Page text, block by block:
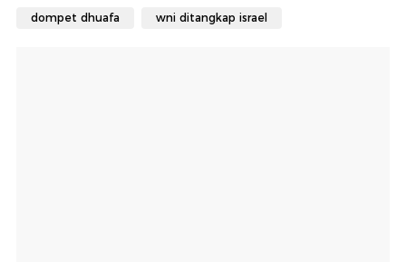
dompet dhuafa wni ditangkap israel